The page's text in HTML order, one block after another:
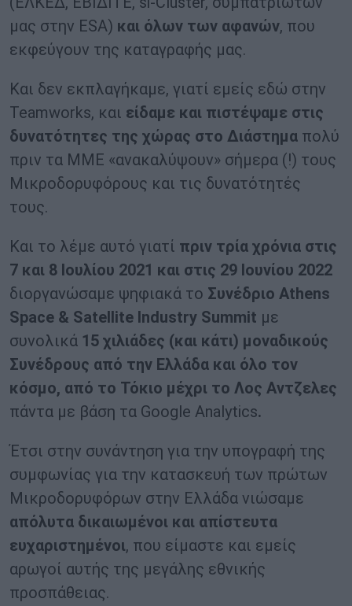
μας στην ESA) και όλων των αφανών, που
εκφεύγουν της καταγραφής μας.
Και δεν εκπλαγήκαμε, γιατί εμείς εδώ στην
Teamworks, και είδαμε και πιστέψαμε στις
δυνατότητες της χώρας στο Διάστημα πολύ
πριν τα ΜΜΕ «ανακαλύψουν» σήμερα (!) τους
Μικροδορυφόρους και τις δυνατότητές
τους.
Και το λέμε αυτό γιατί πριν τρία χρόνια στις
7 και 8 Ιουλίου 2021 και στις 29 Ιουνίου 2022
διοργανώσαμε ψηφιακά το Συνέδριο Athens
Space & Satellite Industry Summit με
συνολικά 15 χιλιάδες (και κάτι) μοναδικούς
Συνέδρους από την Ελλάδα και όλο τον
κόσμο, από το Τόκιο μέχρι το Λος Αντζελες
πάντα με βάση τα Google Analytics.
Έτσι στην συνάντηση για την υπογραφή της
συμφωνίας για την κατασκευή των πρώτων
Μικροδορυφόρων στην Ελλάδα νιώσαμε
απόλυτα δικαιωμένοι και απίστευτα
ευχαριστημένοι, που είμαστε και εμείς
αρωγοί αυτής της μεγάλης εθνικής
προσπάθειας.